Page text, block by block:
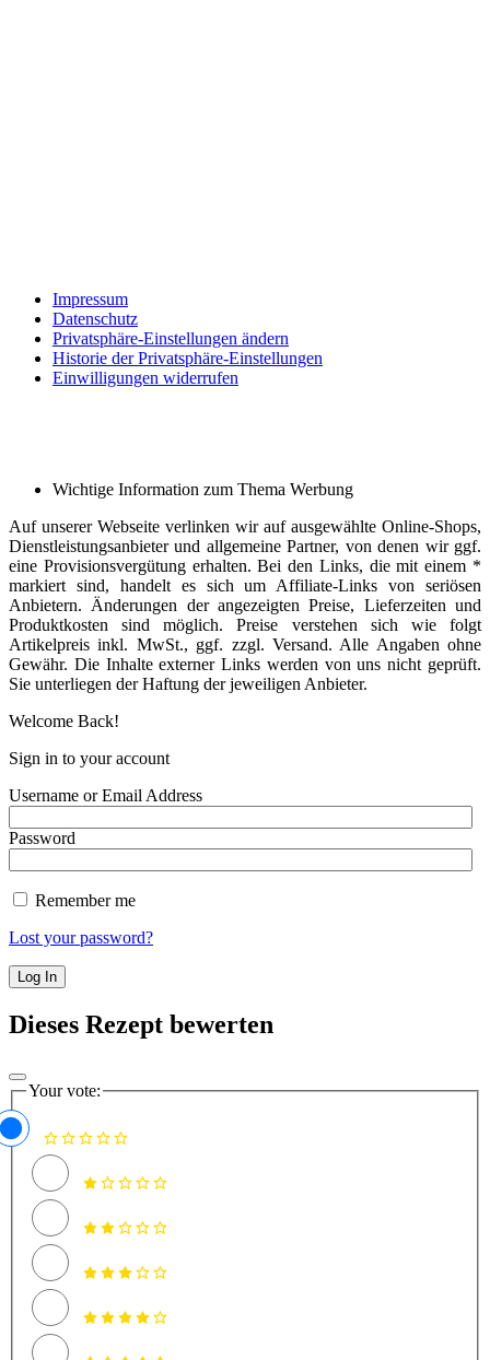
Impressum
Datenschutz
Privatsphäre-Einstellungen ändern
Historie der Privatsphäre-Einstellungen
Einwilligungen widerrufen
Wichtige Information zum Thema Werbung
Auf unserer Webseite verlinken wir auf ausgewählte Online-Shops,
Dienstleistungsanbieter und allgemeine Partner, von denen wir ggf.
eine Provisionsvergütung erhalten. Bei den Links, die mit einem *
markiert sind, handelt es sich um Affiliate-Links von seriösen
Anbietern. Änderungen der angezeigten Preise, Lieferzeiten und
Produktkosten sind möglich. Preise verstehen sich wie folgt
Artikelpreis inkl. MwSt., ggf. zzgl. Versand. Alle Angaben ohne
Gewähr. Die Inhalte externer Links werden von uns nicht geprüft.
Sie unterliegen der Haftung der jeweiligen Anbieter.
Welcome Back!
Sign in to your account
Username or Email Address
Password
Remember me
Lost your password?
Dieses Rezept bewerten
Your vote: